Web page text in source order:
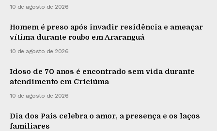
10 de agosto de 2026
Homem é preso após invadir residência e ameaçar
vítima durante roubo em Araranguá
10 de agosto de 2026
Idoso de 70 anos é encontrado sem vida durante
atendimento em Criciúma
10 de agosto de 2026
Dia dos Pais celebra o amor, a presença e os laços
familiares